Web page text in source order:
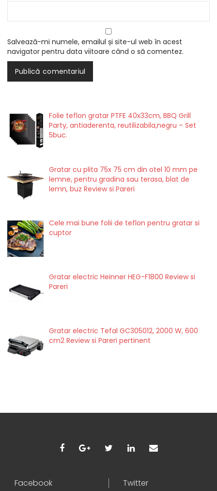
Salvează-mi numele, emailul și site-ul web în acest
navigator pentru data viitoare când o să comentez.
Folie teflon gratar PTFE 40x33cm, BBQ Grill
Party, antiaderenta, reutilizabila,negru – Set
5buc.
Gratar cu plita 75x 75 cm din otel 10 mm pe
lemne, pentru gradina sau terasa, blat de
lemn, buz Review si Pareri
Cele mai bune folii de teflon pentru gratar si
cuptor
Gratar electric Heinner HEG-F1800 Review si
Pareri
Gratar electric Tefal GC305012, 2000 W, 600
cm2 Review si Pareri pertinent
Facebook Twitter